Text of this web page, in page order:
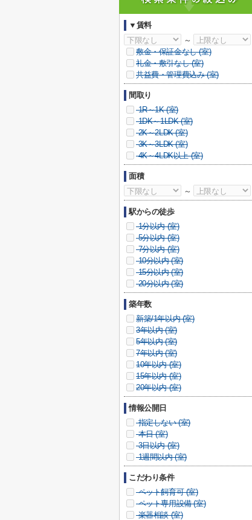
▼賃料
～
敷金・保証金なし (室)
礼金・敷引なし (室)
共益費・管理費込み (室)
間取り
1R～1K (室)
1DK～1LDK (室)
2K～2LDK (室)
3K～3LDK (室)
4K～4LDK以上 (室)
面積
～
駅からの徒歩
1分以内 (室)
5分以内 (室)
7分以内 (室)
10分以内 (室)
15分以内 (室)
20分以内 (室)
築年数
新築/1年以内 (室)
3年以内 (室)
5年以内 (室)
7年以内 (室)
10年以内 (室)
15年以内 (室)
20年以内 (室)
情報公開日
指定しない (室)
本日 (室)
3日以内 (室)
1週間以内 (室)
こだわり条件
ペット飼育可 (室)
ペット専用設備 (室)
楽器相談 (室)